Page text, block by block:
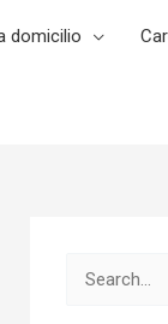
domicilio